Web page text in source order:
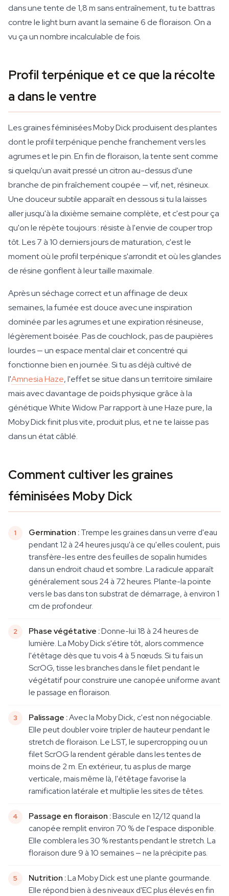
dans une tente de 1,8 m sans entraînement, tu te battras
contre le light burn avant la semaine 6 de floraison. On a
vu ça un nombre incalculable de fois.
Profil terpénique et ce que la récolte
a dans le ventre
Les graines féminisées Moby Dick produisent des plantes
dont le profil terpénique penche franchement vers les
agrumes et le pin. En fin de floraison, la tente sent comme
si quelqu'un avait pressé un citron au-dessus d'une
branche de pin fraîchement coupée — vif, net, résineux.
Une douceur subtile apparaît en dessous si tu la laisses
aller jusqu'à la dixième semaine complète, et c'est pour ça
qu'on le répète toujours : résiste à l'envie de couper trop
tôt. Les 7 à 10 derniers jours de maturation, c'est le
moment où le profil terpénique s'arrondit et où les glandes
de résine gonflent à leur taille maximale.
Après un séchage correct et un affinage de deux
semaines, la fumée est douce avec une inspiration
dominée par les agrumes et une expiration résineuse,
légèrement boisée. Pas de couchlock, pas de paupières
lourdes — un espace mental clair et concentré qui
fonctionne bien en journée. Si tu as déjà cultivé de
l'Amnesia Haze, l'effet se situe dans un territoire similaire
mais avec davantage de poids physique grâce à la
génétique White Widow. Par rapport à une Haze pure, la
Moby Dick finit plus vite, produit plus, et ne te laisse pas
dans un état câblé.
Comment cultiver les graines
féminisées Moby Dick
Germination :Trempe les graines dans un verre d'eau
pendant 12 à 24 heures jusqu'à ce qu'elles coulent, puis
transfère-les entre des feuilles de sopalin humides
dans un endroit chaud et sombre. La radicule apparaît
généralement sous 24 à 72 heures. Plante-la pointe
vers le bas dans ton substrat de démarrage, à environ 1
cm de profondeur.
Phase végétative :Donne-lui 18 à 24 heures de
lumière. La Moby Dick s'étire tôt, alors commence
l'étêtage dès que tu vois 4 à 5 nœuds. Si tu fais un
ScrOG, tisse les branches dans le filet pendant le
végétatif pour construire une canopée uniforme avant
le passage en floraison.
Palissage :Avec la Moby Dick, c'est non négociable.
Elle peut doubler voire tripler de hauteur pendant le
stretch de floraison. Le LST, le supercropping ou un
filet ScrOG la rendent gérable dans les tentes de
moins de 2 m. En extérieur, tu as plus de marge
verticale, mais même là, l'étêtage favorise la
ramification latérale et multiplie les sites de têtes.
Passage en floraison :Bascule en 12/12 quand la
canopée remplit environ 70 % de l'espace disponible.
Elle comblera les 30 % restants pendant le stretch. La
floraison dure 9 à 10 semaines — ne la précipite pas.
Nutrition :La Moby Dick est une plante gourmande.
Elle répond bien à des niveaux d'EC plus élevés en fin